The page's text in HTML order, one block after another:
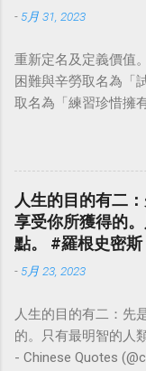
- 5月 31, 2023
重新定名及定義價值
困難與辛勞取名為「
取名為「練習珍惜擁
點看事情，就不會
華名言 - Chinese
人生的目的有二
享受你所獲得的
點。 #羅根史密斯
- 5月 23, 2023
人生的目的有二：先
的。只有最明智的人
- Chinese Quotes